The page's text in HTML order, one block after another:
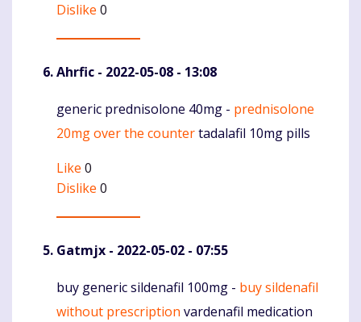
Dislike 0
Ahrfic - 2022-05-08 - 13:08
Komentaras
generic prednisolone 40mg - prednisolone
20mg over the countertadalafil 10mg pills
Like 0
Dislike 0
Gatmjx - 2022-05-02 - 07:55
Komentaras
buy generic sildenafil 100mg - buy sildenafil
without prescription vardenafil medication